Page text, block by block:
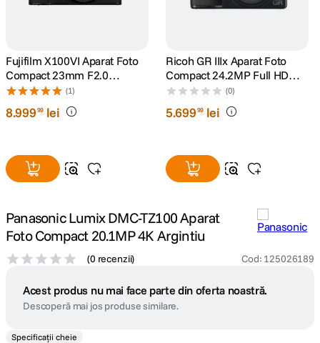
9. insta 360
10 . godox
Fujifilm X100VI Aparat Foto
Compact 23mm F2.0
40.2MP 6K IBIS Negru
(1)
8.99999 lei
Ricoh GR IIIx Aparat Foto
Compact 24.2MP Full HD
Negru
(0)
5.69999 lei
Panasonic Lumix DMC-TZ100 Aparat
Foto Compact 20.1MP 4K Argintiu
(0 recenzii) Cod: 125026189
Acest produs nu mai face parte din oferta noastră.
Descoperă mai jos produse similare.
Specificații cheie